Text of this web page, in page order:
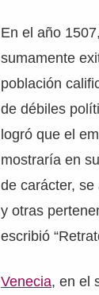
En el año
sumamente
población
de débiles
logró que el
mostraría en
de carácter,
y otras
escribió
Venecia, en el